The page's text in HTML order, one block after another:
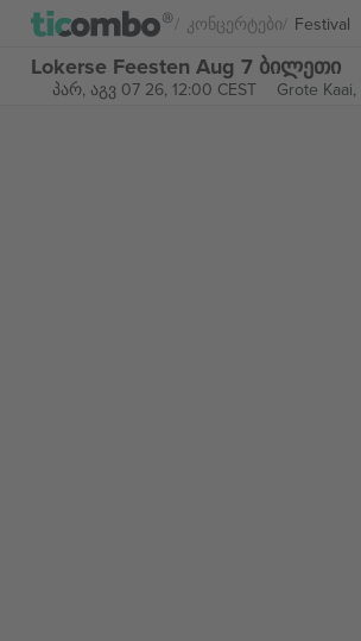
Კონცერტები Festival
Lokerse Feesten Aug 7 ბილეთი
პარ, აგვ 07 26, 12:00 CEST Grote Kaai,